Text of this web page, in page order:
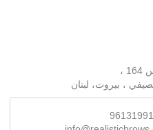
،
، بيروت، لبنان